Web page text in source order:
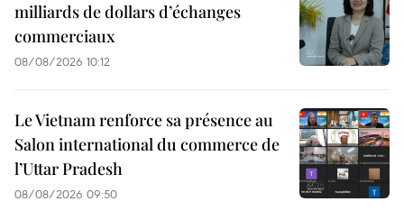
milliards de dollars d’échanges
commerciaux
08/08/2026 10:12
Le Vietnam renforce sa présence au
Salon international du commerce de
l’Uttar Pradesh
08/08/2026 09:50